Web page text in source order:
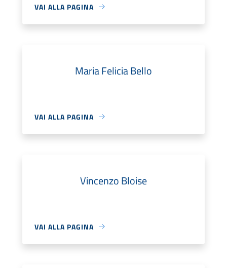
VAI ALLA PAGINA
Maria Felicia Bello
VAI ALLA PAGINA
Vincenzo Bloise
VAI ALLA PAGINA